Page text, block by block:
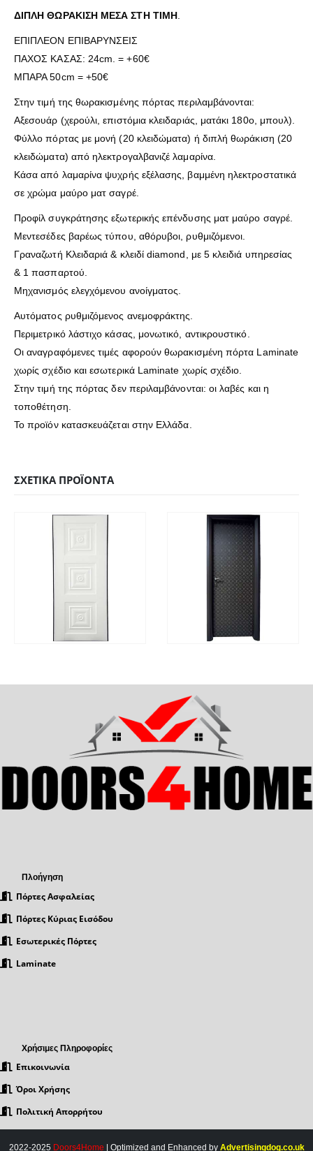
ΔΙΠΛΗ ΘΩΡΑΚΙΣΗ ΜΕΣΑ ΣΤΗ ΤΙΜΗ.
ΕΠΙΠΛΕΟΝ ΕΠΙΒΑΡΥΝΣΕΙΣ
ΠΑΧΟΣ ΚΑΣΑΣ: 24cm. = +60€
ΜΠΑΡΑ 50cm = +50€
Στην τιμή της θωρακισμένης πόρτας περιλαμβάνονται:
Αξεσουάρ (χερούλι, επιστόμια κλειδαριάς, ματάκι 180ο, μπουλ).
Φύλλο πόρτας με μονή (20 κλειδώματα) ή διπλή θωράκιση (20
κλειδώματα) από ηλεκτρογαλβανιζέ λαμαρίνα.
Κάσα από λαμαρίνα ψυχρής εξέλασης, βαμμένη ηλεκτροστατικά
σε χρώμα μαύρο ματ σαγρέ.
Προφίλ συγκράτησης εξωτερικής επένδυσης ματ μαύρο σαγρέ.
Μεντεσέδες βαρέως τύπου, αθόρυβοι, ρυθμιζόμενοι.
Γραναζωτή Κλειδαριά & κλειδί diamond, με 5 κλειδιά υπηρεσίας
& 1 πασπαρτού.
Μηχανισμός ελεγχόμενου ανοίγματος.
Αυτόματος ρυθμιζόμενος ανεμοφράκτης.
Περιμετρικό λάστιχο κάσας, μονωτικό, αντικρουστικό.
Οι αναγραφόμενες τιμές αφορούν θωρακισμένη πόρτα Laminate
χωρίς σχέδιο και εσωτερικά Laminate χωρίς σχέδιο.
Στην τιμή της πόρτας δεν περιλαμβάνονται: οι λαβές και η
τοποθέτηση.
Το προϊόν κατασκευάζεται στην Ελλάδα.
ΣΧΕΤΙΚΆ ΠΡΟΪΌΝΤΑ
ΔΙΑΒΆΣΤΕ ΠΕΡΙΣΣΌΤΕΡΑ
ΓΡΉΓΟΡΗ ΔΙΑΒΆΣΤΕ
ΓΡΉΓΟΡΗ
Πλοήγηση
Πόρτες Ασφαλείας
Πόρτες Κύριας Εισόδου
Εσωτερικές Πόρτες
Laminate
Χρήσιμες Πληροφορίες
Επικοινωνία
Όροι Χρήσης
Πολιτική Απορρήτου
2022-2025 Doors4Home | Optimized and Enhanced by Advertisingdog.co.uk